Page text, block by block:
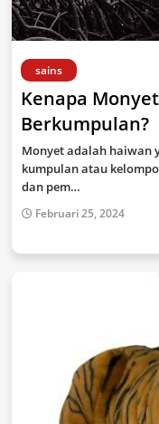
sains
Kenapa
Berkumpulan?
Monyet adalah haiwan
kumpulan atau
dan pem…
Februari 25, 2024